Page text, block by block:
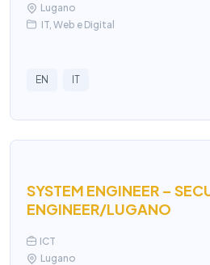
Lugano
IT, Web e Digital
EN IT
SYSTEM ENGINEER –
ENGINEER/LUGANO
ICT
Lugano